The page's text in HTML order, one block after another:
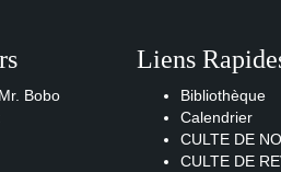
Bobo
Liens
Bibliothèque
Calendrier
CULTE DE
CULTE DE